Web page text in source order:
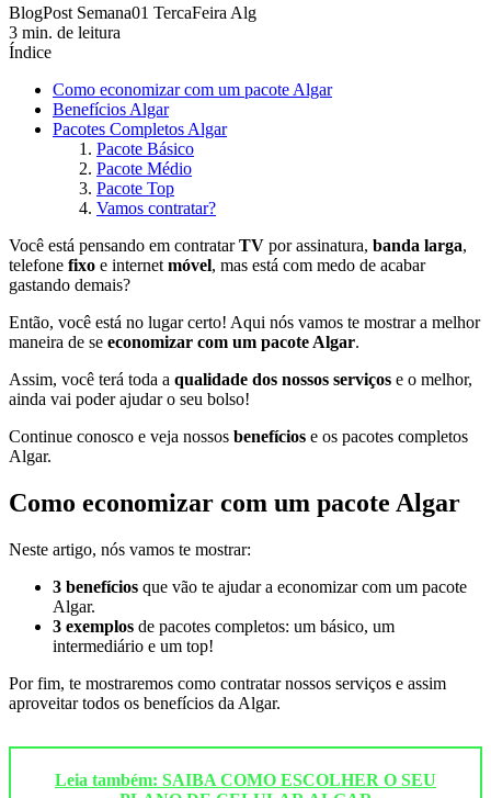
BlogPost Semana01 TercaFeira Alg
3 min. de leitura
Índice
Como economizar com um pacote Algar
Benefícios Algar
Pacotes Completos Algar
Pacote Básico
Pacote Médio
Pacote Top
Vamos contratar?
Você está pensando em contratarTV por assinatura, banda larga,
telefone fixo e internet móvel, mas está com medo de acabar
gastando demais?
Então, você está no lugar certo! Aqui nós vamos te mostrar a melhor
maneira de se economizar com um pacote Algar.
Assim, você terá toda a qualidade dos nossos serviços e o melhor,
ainda vai poder ajudar o seu bolso!
Continue conosco e veja nossos benefícios e os pacotes completos
Algar.
Como economizar com um pacote Algar
Neste artigo, nós vamos te mostrar:
3 benefícios que vão te ajudar a economizar com um pacote
Algar.
3 exemplos de pacotes completos: um básico, um
intermediário e um top!
Por fim, te mostraremos como contratar nossos serviços e assim
aproveitar todos os benefícios da Algar.
Leia também: SAIBA COMO ESCOLHER O SEU